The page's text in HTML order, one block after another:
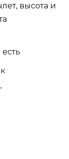
высота и